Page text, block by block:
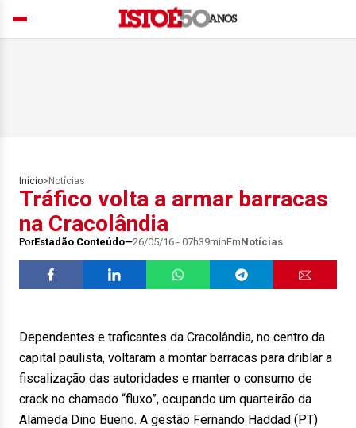
Início> Notícias
Tráfico volta a armar barracas
na Cracolândia
PorEstadão Conteúdo 26/05/16 - 07h39minEmNotícias
Dependentes e traficantes da Cracolândia, no centro da
capital paulista, voltaram a montar barracas para driblar a
fiscalização das autoridades e manter o consumo de
crack no chamado “fluxo”, ocupando um quarteirão da
Alameda Dino Bueno. A gestão Fernando Haddad (PT)